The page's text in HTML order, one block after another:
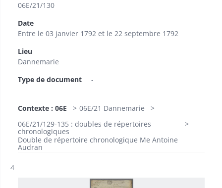
06E/21/130
Date
Entre le 03 janvier 1792 et le 22 septembre 1792
Lieu
Dannemarie
Type de document
-
Contexte : 06E
06E/21 Dannemarie
06E/21/129-135 : doubles de répertoires
chronologiques
Double de répertoire chronologique Me Antoine
Audran
Résultat n°
4